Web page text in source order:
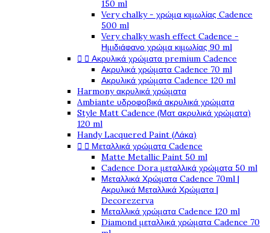
150 ml
Very chalky - χρώμα κιμωλίας Cadence
500 ml
Very chalky wash effect Cadence -
Ημιδιάφανο χρώμα κιμωλίας 90 ml
  Ακρυλικά χρώματα premium Cadence
Ακρυλικά χρώματα Cadence 70 ml
Ακρυλικά χρώματα Cadence 120 ml
Harmony ακρυλικά χρώματα
Ambiante υδροφοβικά ακρυλικά χρώματα
Style Matt Cadence (Ματ ακρυλικά χρώματα)
120 ml
Handy Lacquered Paint (Λάκα)
  Μεταλλικά χρώματα Cadence
Matte Metallic Paint 50 ml
Cadence Dora μεταλλικά χρώματα 50 ml
Μεταλλικά Χρώματα Cadence 70ml |
Ακρυλικά Μεταλλικά Χρώματα |
Decorezerva
Μεταλλικά χρώματα Cadence 120 ml
Diamond μεταλλικά χρώματα Cadence 70